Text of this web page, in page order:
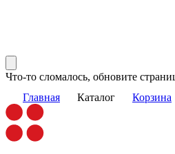
Что-то сломалось, обновите
Главная Каталог Корзина